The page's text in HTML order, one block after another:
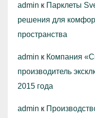
admin к Парклеты
решения для
пространства
admin к Компания
производитель
2015 года
admin к